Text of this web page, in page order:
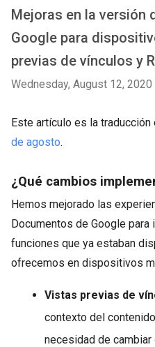
Mejoras en la versión
Google para
previas de vínculos y
Wednesday, August 12, 2020
Este artículo es la
de agosto.
¿Qué cambios
Hemos mejorado las
Documentos de Google para
funciones que ya estaban
ofrecemos en dispositivos
Vistas previas de
contexto del
necesidad de